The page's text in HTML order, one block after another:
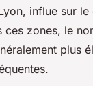
influe sur le
ces zones, le
plus